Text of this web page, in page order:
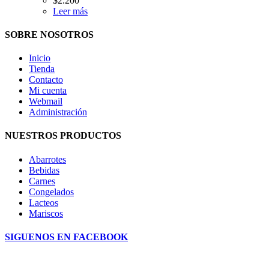
Leer más
SOBRE NOSOTROS
Inicio
Tienda
Contacto
Mi cuenta
Webmail
Administración
NUESTROS PRODUCTOS
Abarrotes
Bebidas
Carnes
Congelados
Lacteos
Mariscos
SIGUENOS EN FACEBOOK